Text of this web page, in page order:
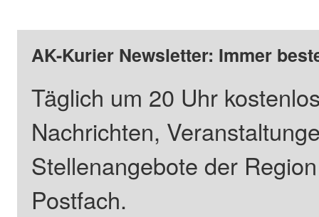
AK-Kurier Newsletter: Immer
Täglich um 20 Uhr
Nachrichten,
Stellenangebote der
Postfach.